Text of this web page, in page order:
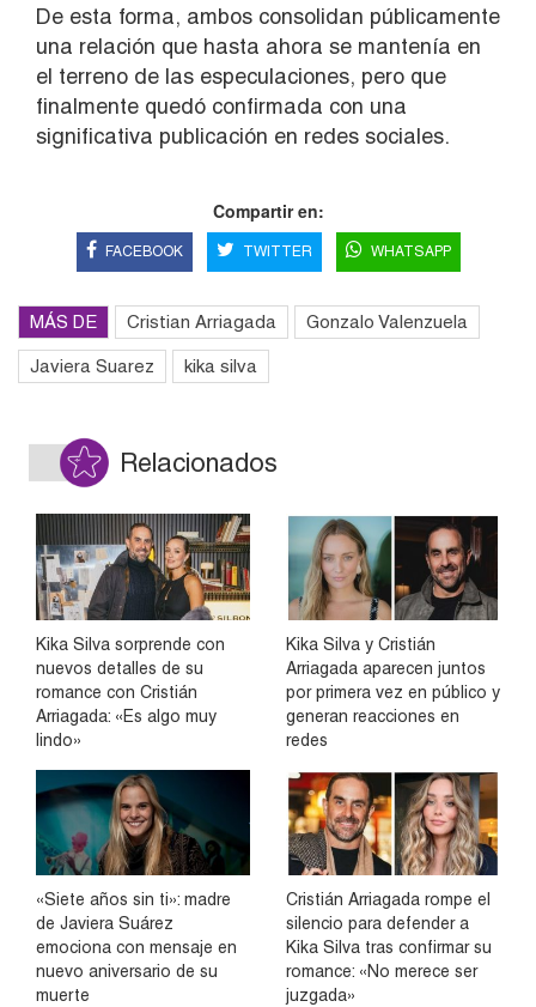
De esta forma, ambos consolidan públicamente
una relación que hasta ahora se mantenía en
el terreno de las especulaciones, pero que
finalmente quedó confirmada con una
significativa publicación en redes sociales.
Compartir en:
FACEBOOK TWITTER WHATSAPP
MÁS DE Cristian Arriagada Gonzalo Valenzuela
Javiera Suarez kika silva
Relacionados
Kika Silva sorprende con
nuevos detalles de su
romance con Cristián
Arriagada: «Es algo muy
lindo»
Kika Silva y Cristián
Arriagada aparecen juntos
por primera vez en público y
generan reacciones en
redes
«Siete años sin ti»: madre
de Javiera Suárez
emociona con mensaje en
nuevo aniversario de su
muerte
Cristián Arriagada rompe el
silencio para defender a
Kika Silva tras confirmar su
romance: «No merece ser
juzgada»